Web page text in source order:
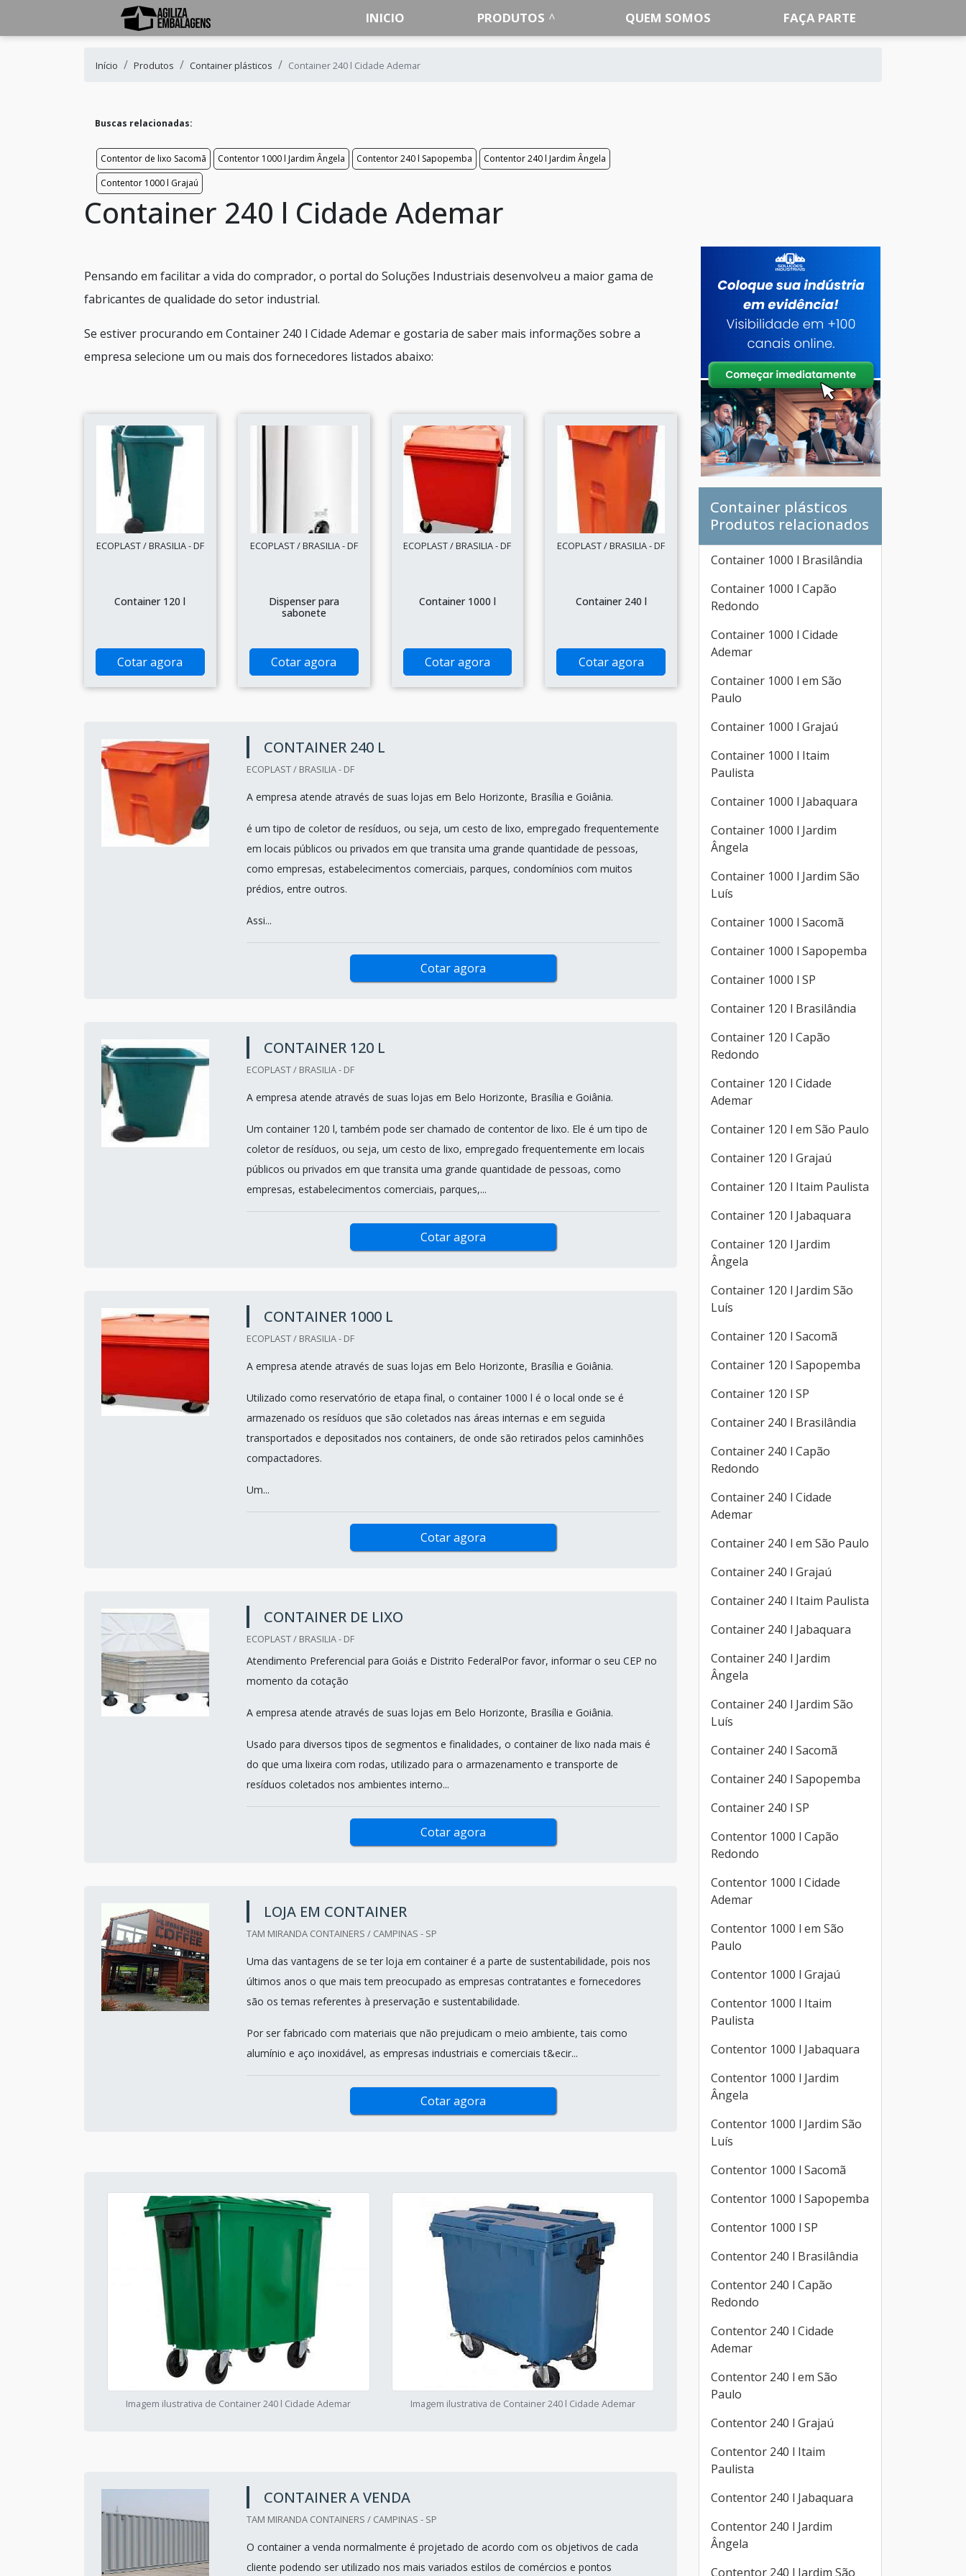
INICIO PRODUTOS QUEM SOMOS FAÇA PARTE
Início Produtos Container plásticos Container 240 l Cidade Ademar
Buscas relacionadas:
Contentor de lixo Sacomã Contentor 1000 l Jardim Ângela Contentor 240 l Sapopemba
Contentor 240 l Jardim Ângela
Contentor 1000 l Grajaú
Container 240 l Cidade Ademar
Pensando em facilitar a vida do comprador, o portal do Soluções Industriais desenvolveu a maior gama de
fabricantes de qualidade do setor industrial.
Se estiver procurando em Container 240 l Cidade Ademar e gostaria de saber mais informações sobre a
empresa selecione um ou mais dos fornecedores listados abaixo:
ECOPLAST / BRASILIA - DF
Container 120 l
Cotar agora
ECOPLAST / BRASILIA - DF
Dispenser para
sabonete
Cotar agora
ECOPLAST / BRASILIA - DF
Container 1000 l
Cotar agora
ECOPLAST / BRASILIA - DF
Container 240 l
Cotar agora
CONTAINER 240 L
ECOPLAST / BRASILIA - DF
A empresa atende através de suas lojas em Belo Horizonte, Brasília e Goiânia.
é um tipo de coletor de resíduos, ou seja, um cesto de lixo, empregado frequentemente
em locais públicos ou privados em que transita uma grande quantidade de pessoas,
como empresas, estabelecimentos comerciais, parques, condomínios com muitos
prédios, entre outros.
Assi...
Cotar agora
CONTAINER 120 L
ECOPLAST / BRASILIA - DF
A empresa atende através de suas lojas em Belo Horizonte, Brasília e Goiânia.
Um container 120 l, também pode ser chamado de contentor de lixo. Ele é um tipo de
coletor de resíduos, ou seja, um cesto de lixo, empregado frequentemente em locais
públicos ou privados em que transita uma grande quantidade de pessoas, como
empresas, estabelecimentos comerciais, parques,...
Cotar agora
CONTAINER 1000 L
ECOPLAST / BRASILIA - DF
A empresa atende através de suas lojas em Belo Horizonte, Brasília e Goiânia.
Utilizado como reservatório de etapa final, o container 1000 l é o local onde se é
armazenado os resíduos que são coletados nas áreas internas e em seguida
transportados e depositados nos containers, de onde são retirados pelos caminhões
compactadores.
Um...
Cotar agora
CONTAINER DE LIXO
ECOPLAST / BRASILIA - DF
Atendimento Preferencial para Goiás e Distrito FederalPor favor, informar o seu CEP no
momento da cotação
A empresa atende através de suas lojas em Belo Horizonte, Brasília e Goiânia.
Usado para diversos tipos de segmentos e finalidades, o container de lixo nada mais é
do que uma lixeira com rodas, utilizado para o armazenamento e transporte de
resíduos coletados nos ambientes interno...
Cotar agora
LOJA EM CONTAINER
TAM MIRANDA CONTAINERS / CAMPINAS - SP
Uma das vantagens de se ter loja em container é a parte de sustentabilidade, pois nos
últimos anos o que mais tem preocupado as empresas contratantes e fornecedores
são os temas referentes à preservação e sustentabilidade.
Por ser fabricado com materiais que não prejudicam o meio ambiente, tais como
alumínio e aço inoxidável, as empresas industriais e comerciais t&ecir...
Cotar agora
Imagem ilustrativa de Container 240 l Cidade Ademar Imagem ilustrativa de Container 240 l Cidade Ademar
CONTAINER A VENDA
TAM MIRANDA CONTAINERS / CAMPINAS - SP
O container a venda normalmente é projetado de acordo com os objetivos de cada
cliente podendo ser utilizado nos mais variados estilos de comércios e pontos
Container plásticos
Produtos relacionados
Container 1000 l Brasilândia
Container 1000 l Capão
Redondo
Container 1000 l Cidade
Ademar
Container 1000 l em São
Paulo
Container 1000 l Grajaú
Container 1000 l Itaim
Paulista
Container 1000 l Jabaquara
Container 1000 l Jardim
Ângela
Container 1000 l Jardim São
Luís
Container 1000 l Sacomã
Container 1000 l Sapopemba
Container 1000 l SP
Container 120 l Brasilândia
Container 120 l Capão
Redondo
Container 120 l Cidade
Ademar
Container 120 l em São Paulo
Container 120 l Grajaú
Container 120 l Itaim Paulista
Container 120 l Jabaquara
Container 120 l Jardim
Ângela
Container 120 l Jardim São
Luís
Container 120 l Sacomã
Container 120 l Sapopemba
Container 120 l SP
Container 240 l Brasilândia
Container 240 l Capão
Redondo
Container 240 l Cidade
Ademar
Container 240 l em São Paulo
Container 240 l Grajaú
Container 240 l Itaim Paulista
Container 240 l Jabaquara
Container 240 l Jardim
Ângela
Container 240 l Jardim São
Luís
Container 240 l Sacomã
Container 240 l Sapopemba
Container 240 l SP
Contentor 1000 l Capão
Redondo
Contentor 1000 l Cidade
Ademar
Contentor 1000 l em São
Paulo
Contentor 1000 l Grajaú
Contentor 1000 l Itaim
Paulista
Contentor 1000 l Jabaquara
Contentor 1000 l Jardim
Ângela
Contentor 1000 l Jardim São
Luís
Contentor 1000 l Sacomã
Contentor 1000 l Sapopemba
Contentor 1000 l SP
Contentor 240 l Brasilândia
Contentor 240 l Capão
Redondo
Contentor 240 l Cidade
Ademar
Contentor 240 l em São
Paulo
Contentor 240 l Grajaú
Contentor 240 l Itaim
Paulista
Contentor 240 l Jabaquara
Contentor 240 l Jardim
Ângela
Contentor 240 l Jardim São